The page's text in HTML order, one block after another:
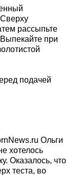
рассыпьте
при
подачей
Ольги
хотелось
Оказалось, что
теста, во